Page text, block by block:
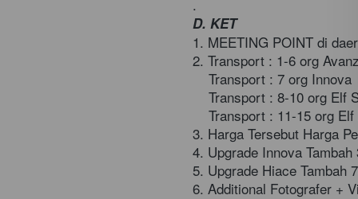
.
D. KET
1. MEETING POINT di
2. Transport : 1-6 org
    Transport : 7 org Innova
Transport : 8-10 org Elf
Transport : 11-15 org
3. Harga Tersebut Harga
4. Upgrade Innova
5. Upgrade Hiace Tambah
6. Additional Fotografer +